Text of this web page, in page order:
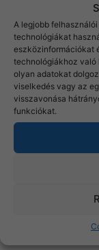
A legjobb
technológiákat
eszközinformációkat
technológiákhoz való
olyan adatokat
viselkedés vagy az
visszavonása
funkciókat.
Az
elfogadom.